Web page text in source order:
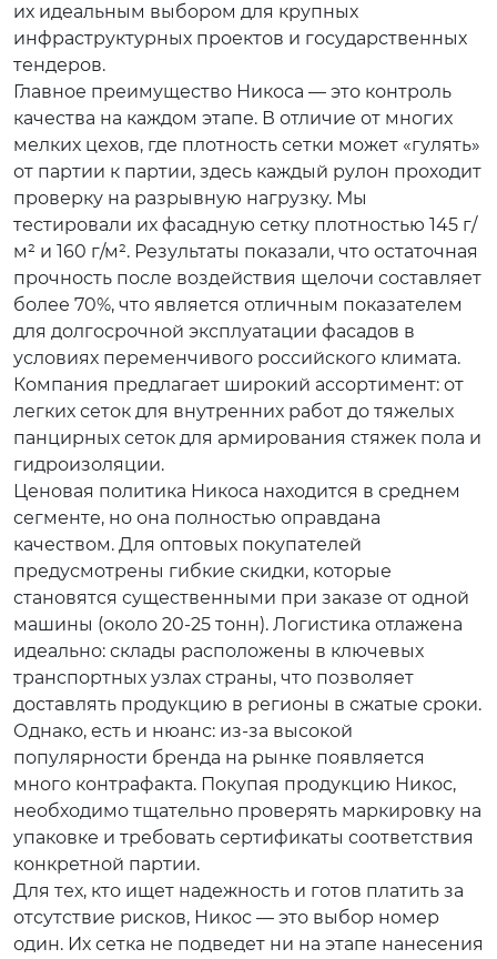
их идеальным выбором для крупных
инфраструктурных проектов и государственных
тендеров.
Главное преимущество Никоса — это контроль
качества на каждом этапе. В отличие от многих
мелких цехов, где плотность сетки может «гулять»
от партии к партии, здесь каждый рулон проходит
проверку на разрывную нагрузку. Мы
тестировали их фасадную сетку плотностью 145 г/
м² и 160 г/м². Результаты показали, что остаточная
прочность после воздействия щелочи составляет
более 70%, что является отличным показателем
для долгосрочной эксплуатации фасадов в
условиях переменчивого российского климата.
Компания предлагает широкий ассортимент: от
легких сеток для внутренних работ до тяжелых
панцирных сеток для армирования стяжек пола и
гидроизоляции.
Ценовая политика Никоса находится в среднем
сегменте, но она полностью оправдана
качеством. Для оптовых покупателей
предусмотрены гибкие скидки, которые
становятся существенными при заказе от одной
машины (около 20-25 тонн). Логистика отлажена
идеально: склады расположены в ключевых
транспортных узлах страны, что позволяет
доставлять продукцию в регионы в сжатые сроки.
Однако, есть и нюанс: из-за высокой
популярности бренда на рынке появляется
много контрафакта. Покупая продукцию Никос,
необходимо тщательно проверять маркировку на
упаковке и требовать сертификаты соответствия
конкретной партии.
Для тех, кто ищет надежность и готов платить за
отсутствие рисков, Никос — это выбор номер
один. Их сетка не подведет ни на этапе нанесения